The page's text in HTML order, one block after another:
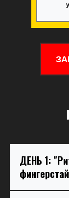
ДЕНЬ 1: